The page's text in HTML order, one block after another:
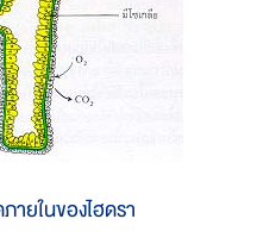
ายในของไฮดรา